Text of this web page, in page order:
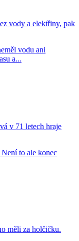
vody a elektřiny, pak
vodu ani
a...
v 71 letech hraje
to ale konec
měli za holčičku.